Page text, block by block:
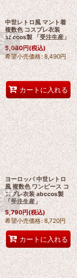
中世レトロ風 マント着
複数色 コスプレ衣装
abccos製 「受注生産」
5,080円(税込)
希望小売価格: 8,490円
カートに入れる
ヨーロッパ 中世レトロ
風 複数色 ワンピース コ
スプレ衣装 abccos製
「受注生産」
5,790円(税込)
希望小売価格: 8,720円
カートに入れる